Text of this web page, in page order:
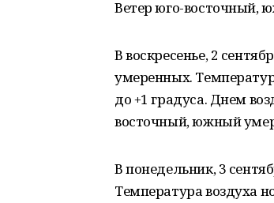
Ветер юго-восточный,
В воскресенье, 2
умеренных.
до +1 градуса. Днем
восточный, южный
В понедельник, 3
Температура воздуха